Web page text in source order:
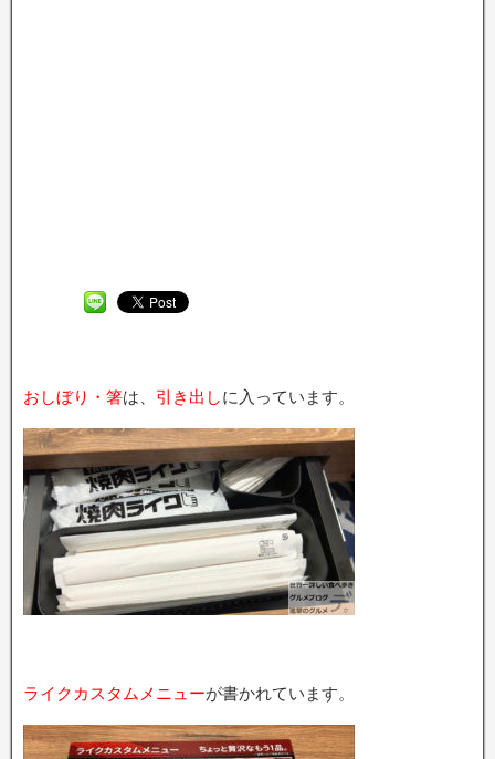
おしぼり・箸は、 引き出しに入っています。
ライクカスタムメニューが書かれています。